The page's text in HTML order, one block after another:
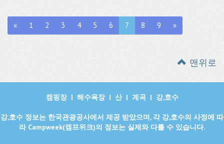
« 1 2 3 4 5 6 7 8 9 »
맨위로
캠핑장| 해수욕장| 산| 계곡| 강,호수
강,호수 정보는 한국관광공사에서 제공 받았으며, 각 강,호수의 사정에 따
라 Campweek(캠프위크)의 정보는 실제와 다를 수 있습니다.